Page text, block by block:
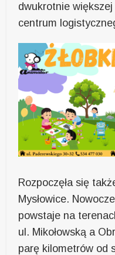
dwukrotnie
centrum
Rozpoczęła się
Mysłowice.
powstaje na
ul. Mikołowską a
parę kilometrów od